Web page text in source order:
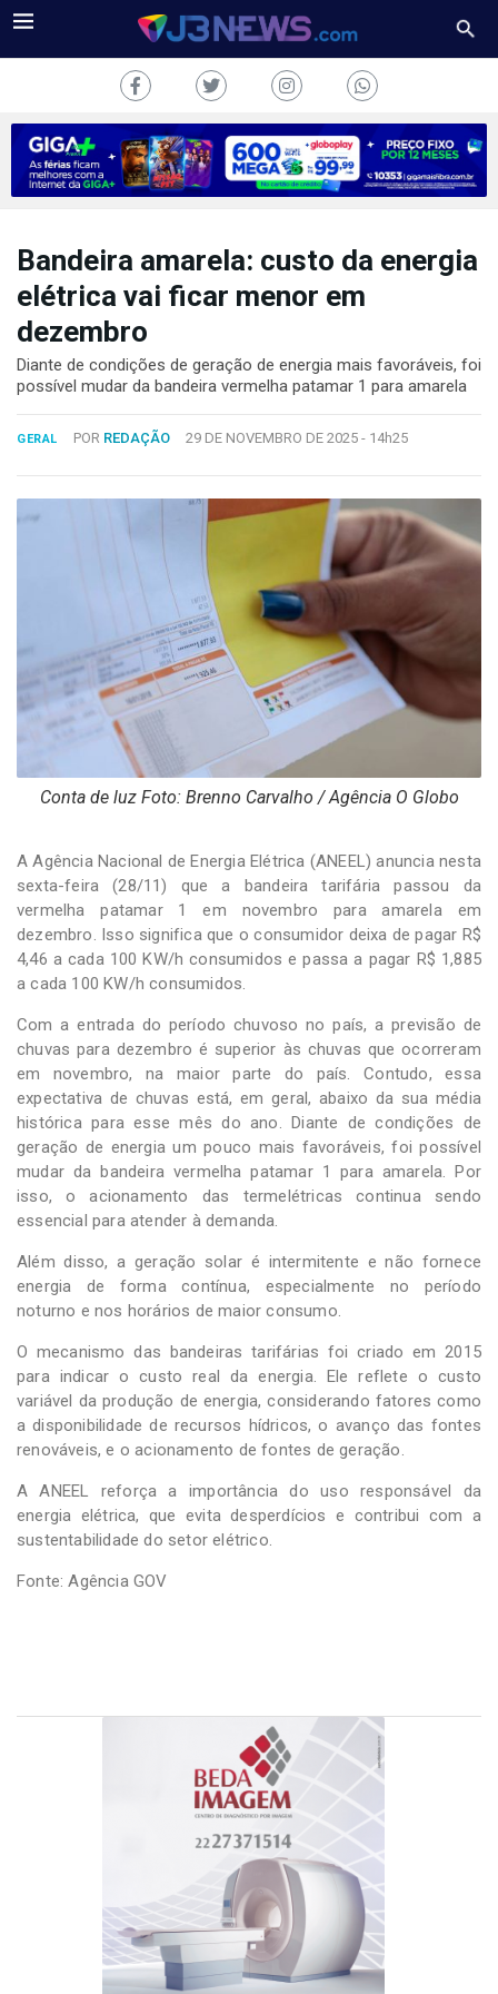
J3NEWS
COLUNAS
2024
Desenvolvido
Bandeira amarela: custo da energia
elétrica vai ficar menor em
dezembro
Diante de condições de geração de energia mais favoráveis, foi
possível mudar da bandeira vermelha patamar 1 para amarela
GERAL POR REDAÇÃO 29 DE NOVEMBRO DE 2025 - 14h25
Conta de luz Foto: Brenno Carvalho / Agência O Globo
A Agência Nacional de Energia Elétrica (ANEEL) anuncia nesta
sexta-feira (28/11) que a bandeira tarifária passou da
vermelha patamar 1 em novembro para amarela em
dezembro. Isso significa que o consumidor deixa de pagar R$
4,46 a cada 100 KW/h consumidos e passa a pagar R$ 1,885
a cada 100 KW/h consumidos.
Com a entrada do período chuvoso no país, a previsão de
chuvas para dezembro é superior às chuvas que ocorreram
em novembro, na maior parte do país. Contudo, essa
expectativa de chuvas está, em geral, abaixo da sua média
histórica para esse mês do ano. Diante de condições de
geração de energia um pouco mais favoráveis, foi possível
mudar da bandeira vermelha patamar 1 para amarela. Por
isso, o acionamento das termelétricas continua sendo
essencial para atender à demanda.
Além disso, a geração solar é intermitente e não fornece
energia de forma contínua, especialmente no período
noturno e nos horários de maior consumo.
O mecanismo das bandeiras tarifárias foi criado em 2015
para indicar o custo real da energia. Ele reflete o custo
variável da produção de energia, considerando fatores como
a disponibilidade de recursos hídricos, o avanço das fontes
renováveis, e o acionamento de fontes de geração.
A ANEEL reforça a importância do uso responsável da
energia elétrica, que evita desperdícios e contribui com a
sustentabilidade do setor elétrico.
Fonte: Agência GOV